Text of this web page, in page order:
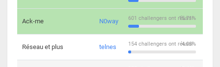
Ack-me N0way 15.71%
601 challengers ont réussi
Réseau et plus telnes 4.03%
154 challengers ont réussi